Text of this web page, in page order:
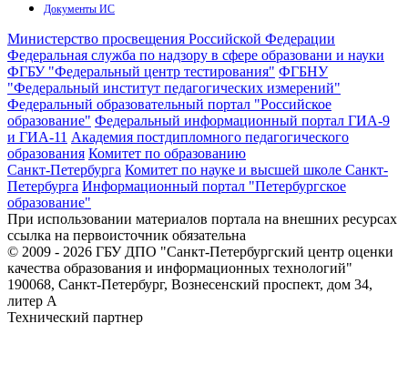
Документы ИС
Министерство просвещения Российской Федерации
Федеральная служба по надзору в сфере образовани и науки
ФГБУ "Федеральный центр тестирования" ФГБНУ
"Федеральный институт педагогических измерений"
Федеральный образовательный портал "Российское
образование" Федеральный информационный портал ГИА-9
и ГИА-11 Академия постдипломного педагогического
образования Комитет по образованию
Санкт-Петербурга Комитет по науке и высшей школе Санкт-
Петербурга Информационный портал "Петербургское
образование"
При использовании материалов портала на внешних ресурсах
ссылка на первоисточник обязательна
© 2009 - 2026 ГБУ ДПО "Санкт-Петербургский центр оценки
качества образования и информационных технологий"
190068, Санкт-Петербург, Вознесенский проспект, дом 34,
литер А
Технический партнер